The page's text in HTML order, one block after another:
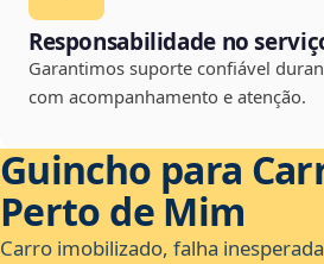
Responsabilidade no
Garantimos suporte confiável
com acompanhamento e atenção.
Guincho para
Perto de Mim
Carro imobilizado, falha